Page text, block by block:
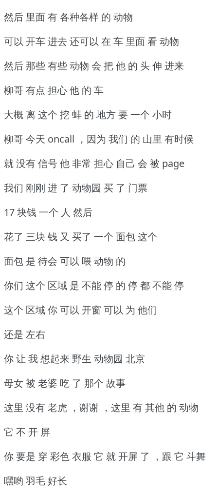
然后 里面 有 各种各样 的 动物
可以 开车 进去 还可以 在 车 里面 看 动物
然后 那些 有些 动物 会 把 他 的 头 伸 进来
柳哥 有点 担心 他 的 车
大概 离 这个 挖 蚌 的 地方 要 一个 小时
柳哥 今天 oncall ，因为 我们 的 山里 有时候
就 没有 信号 他 非常 担心 自己 会 被 page
我们 刚刚 进 了 动物园 买 了 门票
17 块钱 一个 人 然后
花了 三块 钱 又 买了 一个 面包 这个
面包 是 待会 可以 喂 动物 的
你们 这个 区域 是 不能 停 的 停 都 不能 停
这个 区域 你 可以 开窗 可以 为 他们
还是 左右
你 让 我 想起来 野生 动物园 北京
母女 被 老婆 吃 了 那个 故事
这里 没有 老虎 ，谢谢 ，这里 有 其他 的 动物
它 不 开 屏
你 要是 穿 彩色 衣服 它 就 开屏 了 ，跟 它 斗舞
嘿哟 羽毛 好长